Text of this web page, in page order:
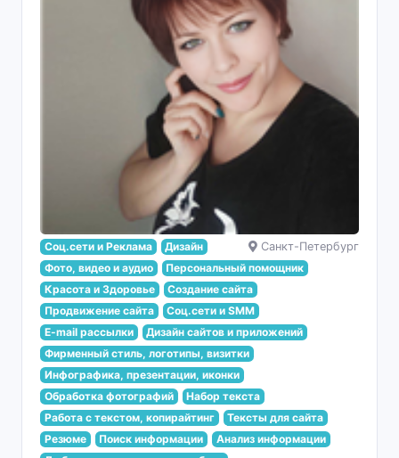
Санкт-Петербург
Соц.сети и Реклама
Дизайн
Фото, видео и аудио
Персональный помощник
Красота и Здоровье
Создание сайта
Продвижение сайта
Соц.сети и SMM
E-mail рассылки
Дизайн сайтов и приложений
Фирменный стиль, логотипы, визитки
Инфографика, презентации, иконки
Обработка фотографий
Набор текста
Работа с текстом, копирайтинг
Тексты для сайта
Резюме
Поиск информации
Анализ информации